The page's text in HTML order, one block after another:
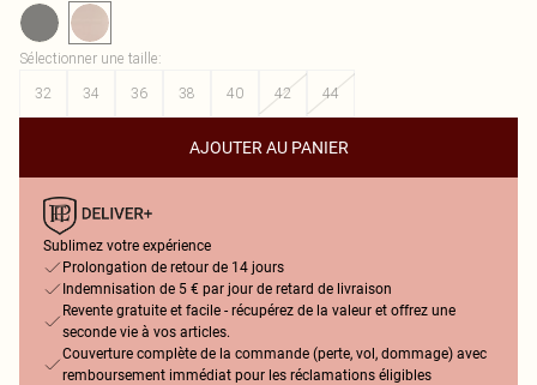
Sélectionner une taille:
32
34 36 38 40 42 44
AJOUTER AU PANIER
Sublimez votre expérience
Prolongation de retour de 14 jours
Indemnisation de 5 € par jour de retard de livraison
Revente gratuite et facile - récupérez de la valeur et offrez une
seconde vie à vos articles.
Couverture complète de la commande (perte, vol, dommage) avec
remboursement immédiat pour les réclamations éligibles